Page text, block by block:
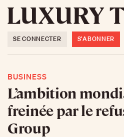
SE CONNECTER S'ABONNER
BUSINESS
L’ambition
freinée par le
Group